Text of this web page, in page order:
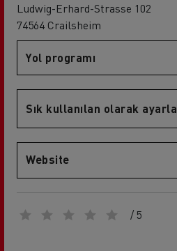
Ludwig-Erhard-Strasse 102
74564 Crailsheim
Yol programı
Sık kullanılan olarak ayarla
Website
/ 5